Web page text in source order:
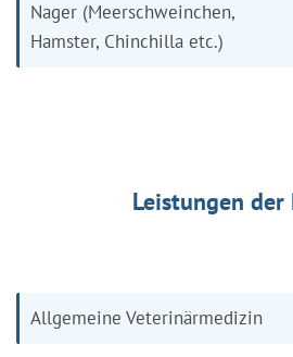
Nager (Meerschweinchen,
Hamster, Chinchilla etc.)
Leistungen der
Allgemeine Veterinärmedizin